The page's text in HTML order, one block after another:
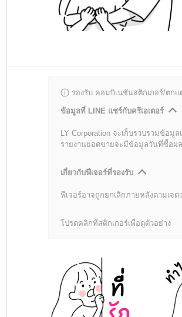
รองรับ คอมบิเนชันสติกเกอร์/ตกแ
ข้อมูลที่ LINE แชร์กับครีเอเตอร์
LY Corporation จะเก็บรวบรวมข้อมู
รายงานยอดขายจะมีข้อมูลวันที่ซื้อผ
เกี่ยวกับฟีเจอร์ที่รองรับ
ฟีเจอร์อาจถูกยกเลิกภายหลังตามเจต
โปรดคลิกที่สติกเกอร์เพื่อดูตัวอย่าง